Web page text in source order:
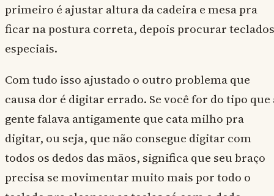
primeiro é ajustar altura da cadeira e mesa pra
ficar na postura correta, depois procurar teclados
especiais.
Com tudo isso ajustado o outro problema que
causa dor é digitar errado. Se você for do tipo que
gente falava antigamente que cata milho pra
digitar, ou seja, que não consegue digitar com
todos os dedos das mãos, significa que seu braço
precisa se movimentar muito mais por todo o